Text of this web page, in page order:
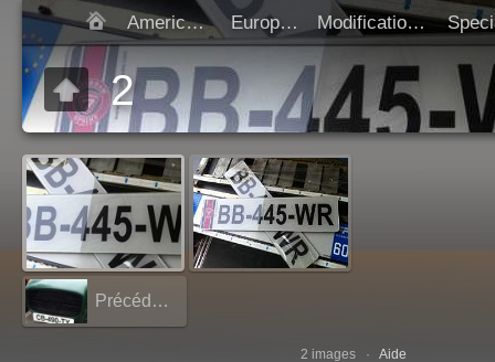
Americaines Europeen Modification SIV
2
Démarrer
Précédent:
2 images · Aide